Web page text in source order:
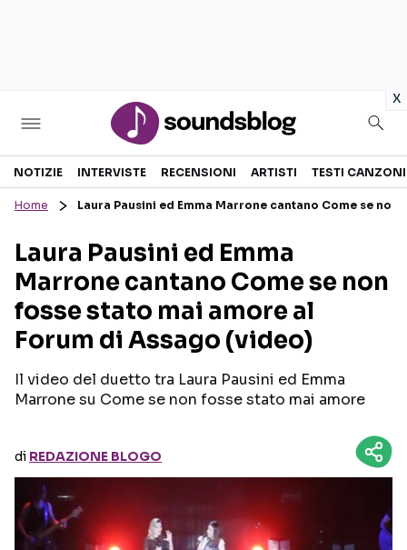
x
Sezioni
RECENSIONI MUSICALI
INTERVISTE
GOSSIP E CURIOSITÀ
TESTI CANZONI
TOUR ED EVENTI
TALENT SHOW
Seguici sui social
NOTIZIE INTERVISTE RECENSIONI ARTISTI TESTI CANZONI
Home Laura Pausini ed Emma Marrone cantano Come se
Laura Pausini ed Emma
Marrone cantano Come se non
fosse stato mai amore al
Forum di Assago (video)
Il video del duetto tra Laura Pausini ed Emma
Marrone su Come se non fosse stato mai amore
di REDAZIONE BLOGO